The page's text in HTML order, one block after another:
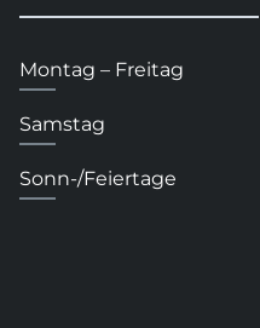
Montag – Freitag
Samstag
Sonn-/Feiertage